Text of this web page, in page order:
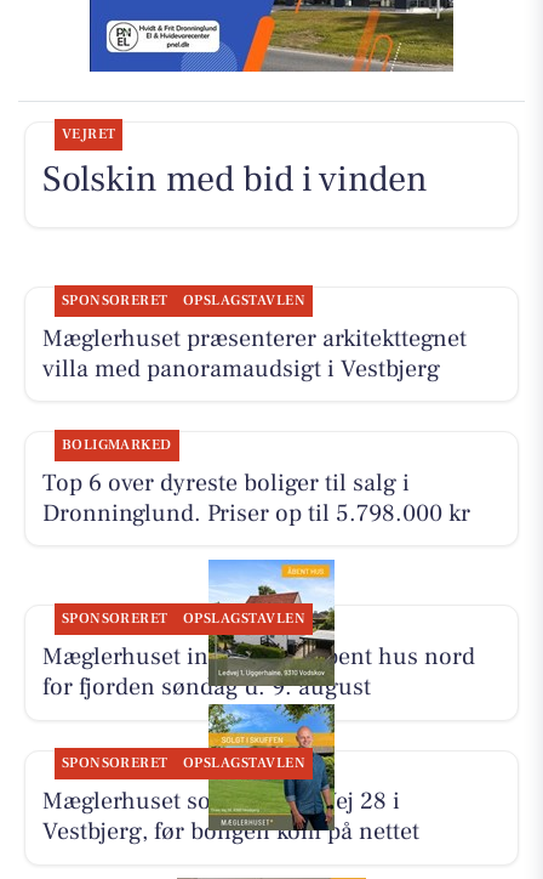
VEJRET
Solskin med bid i vinden
SPONSORERET OPSLAGSTAVLEN
Mæglerhuset præsenterer arkitekttegnet
villa med panoramaudsigt i Vestbjerg
BOLIGMARKED
Top 6 over dyreste boliger til salg i
Dronninglund. Priser op til 5.798.000 kr
SPONSORERET OPSLAGSTAVLEN
Mæglerhuset inviterer til åbent hus nord
for fjorden søndag d. 9. august
SPONSORERET OPSLAGSTAVLEN
Mæglerhuset solgte Tines Vej 28 i
Vestbjerg, før boligen kom på nettet